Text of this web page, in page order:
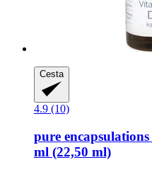
Cesta
4.9 (10)
pure encapsulations
ml (22,50 ml)